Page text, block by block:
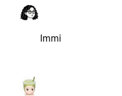
Immi